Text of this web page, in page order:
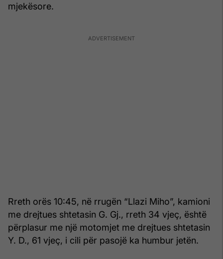
mjekësore.
Rreth orës 10:45, në rrugën “Llazi Miho”, kamioni
me drejtues shtetasin G. Gj., rreth 34 vjeç, është
përplasur me një motomjet me drejtues shtetasin
Y. D., 61 vjeç, i cili për pasojë ka humbur jetën.